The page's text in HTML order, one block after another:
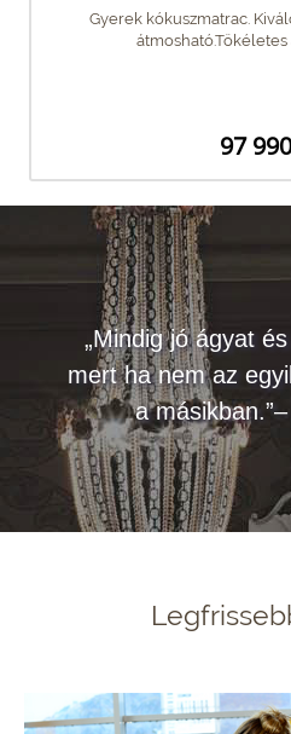
Gyerek kókuszmatrac.
átmosható.Tökéletes
97
„Mindig jó ágyat
mert ha nem az
a